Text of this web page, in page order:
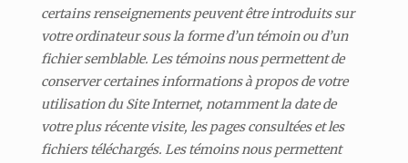
certains renseignements peuvent être introduits sur
votre ordinateur sous la forme d’un témoin ou d’un
fichier semblable. Les témoins nous permettent de
conserver certaines informations à propos de votre
utilisation du Site Internet, notamment la date de
votre plus récente visite, les pages consultées et les
fichiers téléchargés. Les témoins nous permettent